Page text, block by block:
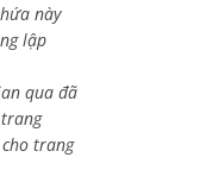
này
lập
qua đã
trang